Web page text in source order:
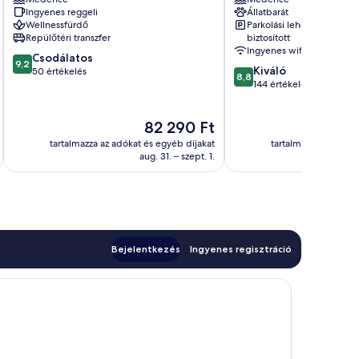
All
inclusive
Sunny
Beach
Ingyenes reggeli
Wellnessfürdő
Repülőtéri transzfer
9.2
ennyiből:
9,2 Csodálatos
50 értékelés
Az
ár
82 290 Ft
82 290 Ft
tartalmazza az adókat és egyéb díjakat
aug. 31. – szept. 1.
Inn
Sunny
Beach
Állatbarát
Parkolási lehetőség
biztosított
Ingyenes wifi
8.8
ennyiből:
értékelés
8,8 Kiváló
144 értékelés
tartalmazza az
Bejelentkezés Ingyenes regisztráció